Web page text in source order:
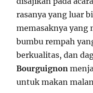
rasanya yang luar
memasaknya yang
bumbu rempah
berkualitas, dan
Bourguignon
untuk makan